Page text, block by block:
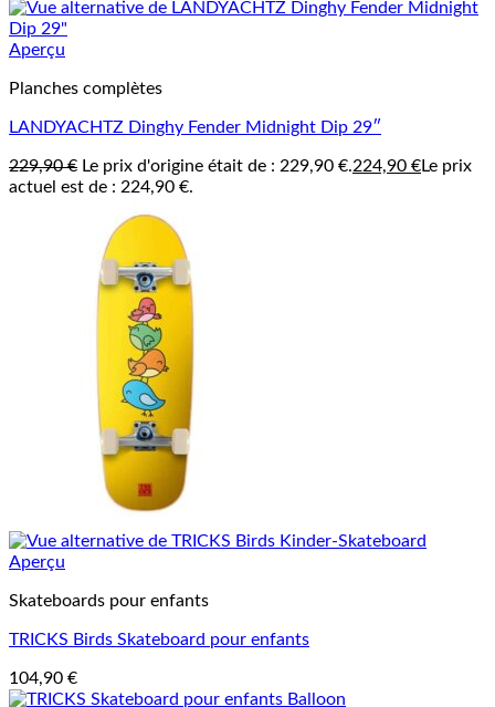
Aperçu
Planches complètes
LANDYACHTZ Dinghy Fender Midnight Dip 29″
229,90€ Le prix d'origine était de : 229,90 €.224,90 €Le prix
actuel est de : 224,90 €.
Aperçu
Skateboards pour enfants
TRICKS Birds Skateboard pour enfants
104,90 €